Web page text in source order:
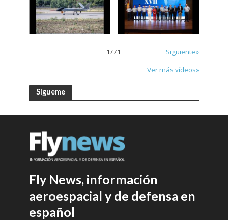
1/71
Siguiente»
Ver más vídeos»
Sígueme
Fly News, información
aeroespacial y de defensa en
español